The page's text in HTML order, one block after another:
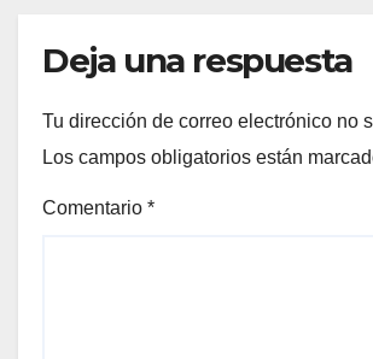
Deja una respuesta
Tu dirección de correo electrónico no
Los campos obligatorios están
Comentario *